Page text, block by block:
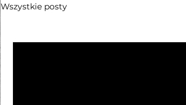
Wszystkie posty